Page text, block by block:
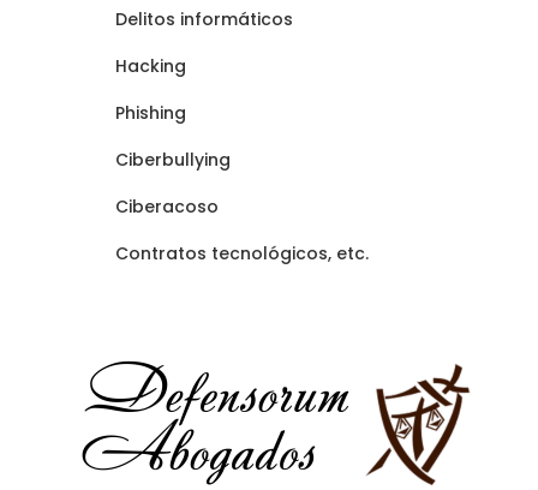
Delitos informáticos
Hacking
Phishing
Ciberbullying
Ciberacoso
Contratos tecnológicos, etc.